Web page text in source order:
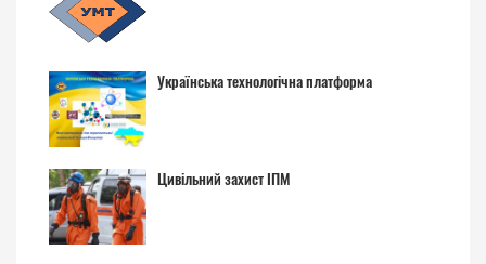
Українська технологічна платформа
Цивільний захист ІПМ